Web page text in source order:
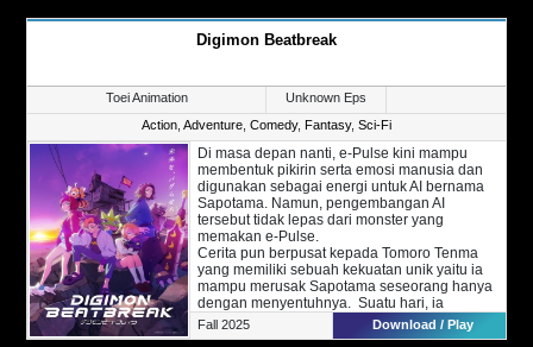
bayaran, serta mantan atasannya waktu masih
bekerja dulu. Kini Arihito mulai meningkatkan
Digimon Beatbreak
Toei Animation
Unknown Eps
Action Adventure Comedy, Fantasy, Sci-Fi
Di masa depan nanti, e-Pulse kini mampu
membentuk pikirin serta emosi manusia dan
digunakan sebagai energi untuk AI bernama
Sapotama. Namun, pengembangan AI
tersebut tidak lepas dari monster yang
memakan e-Pulse.
Cerita pun berpusat kepada Tomoro Tenma
yang memiliki sebuah kekuatan unik yaitu ia
mampu merusak Sapotama seseorang hanya
dengan menyentuhnya. Suatu hari, ia
bertemu dengan Gekkomon dan diminta untuk
mengikutinya ke suatu tempat.
Fall 2025 Download / Play